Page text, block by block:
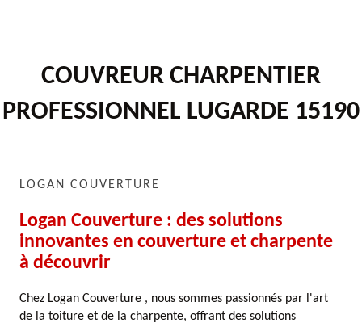
COUVREUR CHARPENTIER
PROFESSIONNEL LUGARDE 15190
LOGAN COUVERTURE
Logan Couverture : des solutions
innovantes en couverture et charpente
à découvrir
Chez Logan Couverture , nous sommes passionnés par l'art
de la toiture et de la charpente, offrant des solutions